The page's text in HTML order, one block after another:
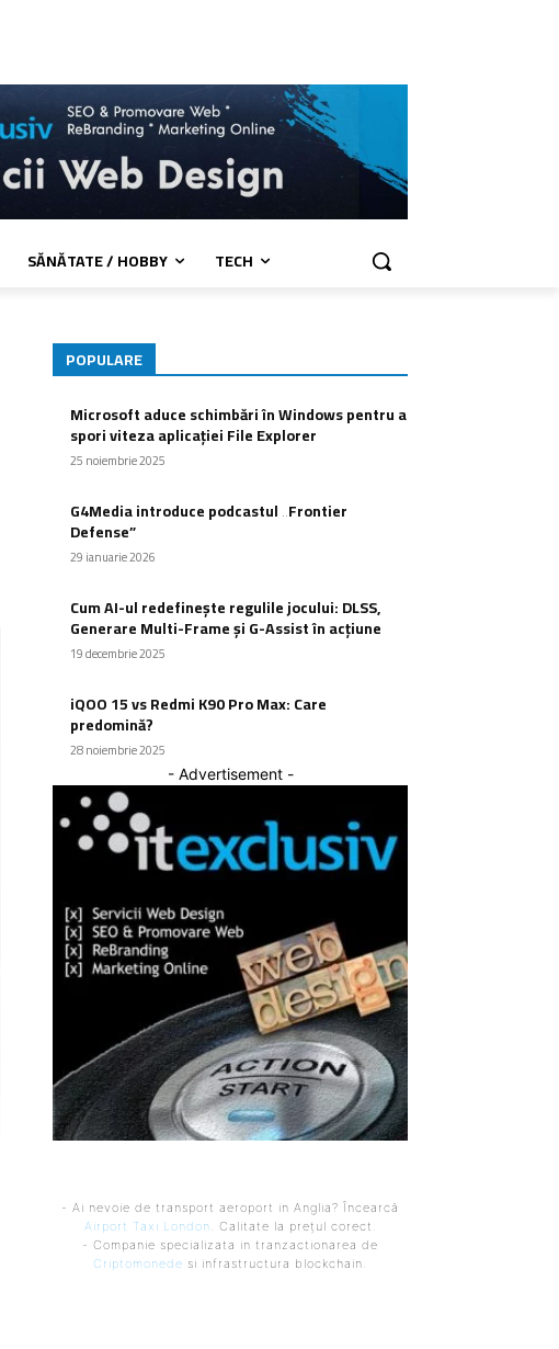
SĂNĂTATE / HOBBY TECH
POPULARE
Microsoft aduce schimbări în Windows pentru a
spori viteza aplicației File Explorer
25 noiembrie 2025
G4Media introduce podcastul „Frontier
Defense”
29 ianuarie 2026
Cum AI-ul redefinește regulile jocului: DLSS,
Generare Multi-Frame și G-Assist în acțiune
19 decembrie 2025
iQOO 15 vs Redmi K90 Pro Max: Care
predomină?
28 noiembrie 2025
- Advertisement -
- Ai nevoie de transport aeroport in Anglia? Încearcă
Airport Taxi London. Calitate la prețul corect.
- Companie specializata in tranzactionarea de
Criptomonede si infrastructura blockchain.